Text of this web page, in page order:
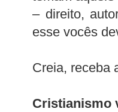
– direito,
esse vocês
Creia, receba
Cristianismo